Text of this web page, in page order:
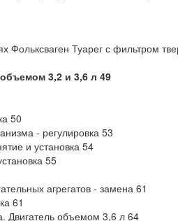
Фольксваген Туарег с фильтром
3,2 и 3,6 л 49
50
- регулировка 53
и установка 54
55
агрегатов - замена 61
61
Двигатель объемом 3,6 л 64